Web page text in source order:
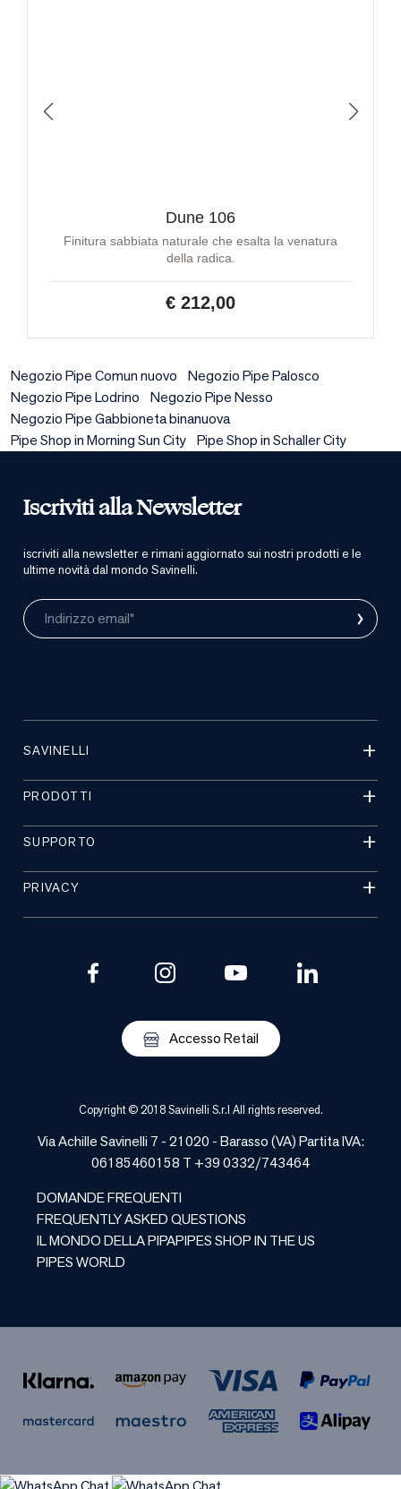
Dune 106
Finitura sabbiata naturale che esalta la venatura
della radica.
€ 212,00
Negozio Pipe Comun nuovo
Negozio Pipe Palosco
Negozio Pipe Lodrino
Negozio Pipe Nesso
Negozio Pipe Gabbioneta binanuova
Pipe Shop in Morning Sun City Pipe Shop in Schaller City
Iscriviti alla Newsletter
iscriviti alla newsletter e rimani aggiornato sui nostri prodotti e le
ultime novità dal mondo Savinelli.
Indirizzo email* ›
SAVINELLI
PRODOTTI
SUPPORTO
PRIVACY
Accesso Retail
Copyright © 2018 Savinelli S.r.l All rights reserved.
Via Achille Savinelli 7 - 21020 -Barasso(VA) Partita IVA:
06185460158 T +39 0332/743464
DOMANDE FREQUENTI
FREQUENTLY ASKED QUESTIONS
IL MONDO DELLA PIPAPIPES SHOP IN THE US
PIPES WORLD